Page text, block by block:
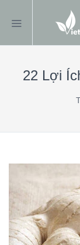
22 Lợi